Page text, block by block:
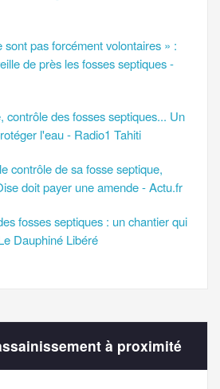
sont pas forcément volontaires » :
de près les fosses septiques -
contrôle des fosses septiques... Un
l'eau - Radio1 Tahiti
contrôle de sa fosse septique,
doit payer une amende - Actu.fr
fosses septiques : un chantier qui
Dauphiné Libéré
à proximité